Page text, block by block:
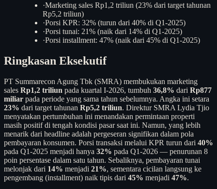
·Marketing sales Rp1,2 triliun (23% dari target tahunan
Rp5,2 triliun)
·Porsi KPR: 32% (turun dari 40% di Q1-2025)
·Porsi tunai: 21% (naik dari 14% di Q1-2025)
·Porsi installment: 47% (naik dari 45% di Q1-2025)
Ringkasan Eksekutif
PT Summarecon Agung Tbk (SMRA) membukukan marketing
sales Rp1,2 triliun pada kuartal I-2026, tumbuh 36,8% dari Rp877
miliar pada periode yang sama tahun sebelumnya. Angka ini setara
23% dari target tahunan Rp5,2 triliun. Direktur SMRA Lydia Tjio
menyatakan pertumbuhan ini menandakan permintaan properti
masih positif di tengah kondisi pasar saat ini. Namun, yang lebih
menarik dari headline adalah pergeseran signifikan dalam pola
pembayaran konsumen. Porsi transaksi melalui KPR turun dari 40%
pada Q1-2025 menjadi hanya 32% pada Q1-2026 — penurunan 8
poin persentase dalam satu tahun. Sebaliknya, pembayaran tunai
melonjak dari 14% menjadi 21%, sementara cicilan langsung ke
pengembang (installment) naik tipis dari 45% menjadi 47%.